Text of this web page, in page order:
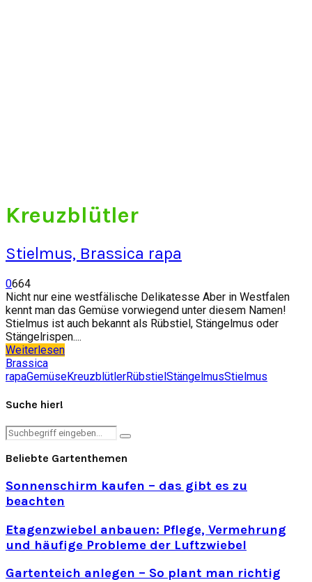
Kreuzblütler
Stielmus, Brassica rapa
0664
Nicht nur eine westfälische Delikatesse Aber in Westfalen
kennt man das Gemüse vorwiegend unter diesem Namen!
Stielmus ist auch bekannt als Rübstiel, Stängelmus oder
Stängelrispen....
Weiterlesen
Brassica
rapaGemüseKreuzblütlerRübstielStängelmusStielmus
Suche hier!
Search
Search
Beliebte Gartenthemen
Sonnenschirm kaufen – das gibt es zu
beachten
Etagenzwiebel anbauen: Pflege, Vermehrung
und häufige Probleme der Luftzwiebel
Gartenteich anlegen – So plant man richtig